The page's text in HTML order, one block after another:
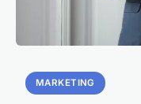
MARKETING